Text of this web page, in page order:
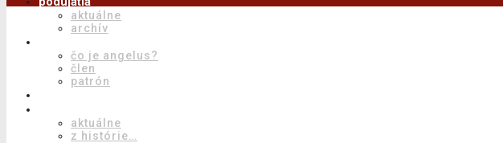
aktuálne
archív
čo je angelus?
člen
patrón
aktuálne
z histórie…